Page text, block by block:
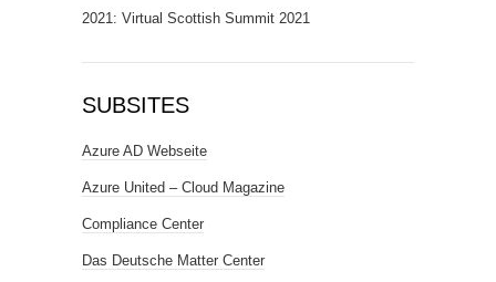
2021: Virtual Scottish Summit 2021
SUBSITES
Azure AD Webseite
Azure United – Cloud Magazine
Compliance Center
Das Deutsche Matter Center